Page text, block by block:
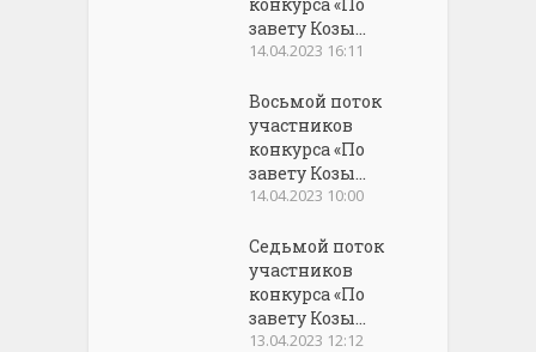
завету Козы...
14.04.2023 16:11
Восьмой поток
участников
конкурса «По
завету Козы...
14.04.2023 10:00
Седьмой поток
участников
конкурса «По
завету Козы...
13.04.2023 12:12